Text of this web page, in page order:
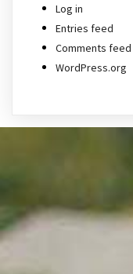
Log in
Entries feed
Comments feed
WordPress.org